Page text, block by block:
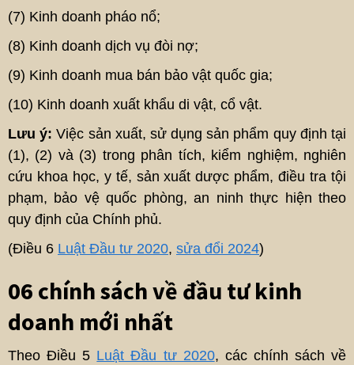
(7) Kinh doanh pháo nổ;
(8) Kinh doanh dịch vụ đòi nợ;
(9) Kinh doanh mua bán bảo vật quốc gia;
(10) Kinh doanh xuất khẩu di vật, cổ vật.
Lưu ý: Việc sản xuất, sử dụng sản phẩm quy định tại
(1), (2) và (3) trong phân tích, kiểm nghiệm, nghiên
cứu khoa học, y tế, sản xuất dược phẩm, điều tra tội
phạm, bảo vệ quốc phòng, an ninh thực hiện theo
quy định của Chính phủ.
(Điều 6 Luật Đầu tư 2020, sửa đổi 2024)
06 chính sách về đầu tư kinh
doanh mới nhất
Theo Điều 5 Luật Đầu tư 2020, các chính sách về